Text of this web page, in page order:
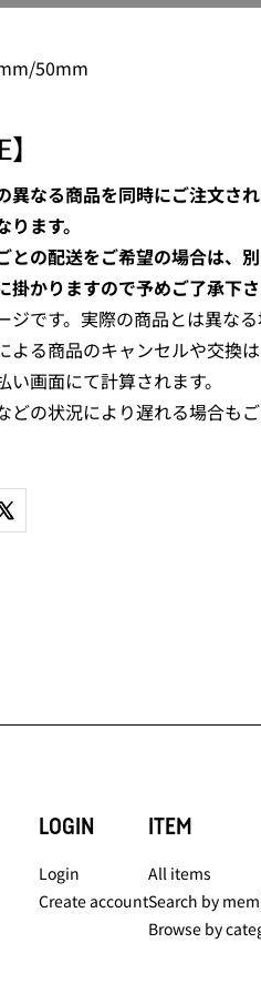
O
.
50mm
異なる商品を同時にご注文さ
ます。
との配送をご希望の場合は、
掛かりますので予めご了承下さ
ジです。実際の商品とは異なる
よる商品のキャンセルや交換
い画面にて計算されます。
どの状況により遅れる場合もご
LOGIN
Login
Create account
ITEM
All items
Search by
Browse by